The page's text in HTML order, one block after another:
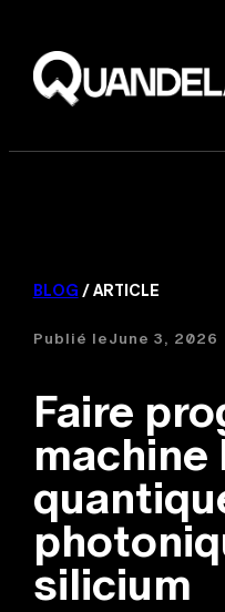
BLOG / ARTICLE
Publié leJune 3, 2026
Faire
machine
silicium